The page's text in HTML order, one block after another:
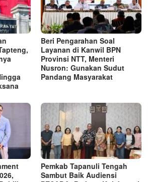
Beri Pengarahan Soal
Layanan di Kanwil BPN
Provinsi NTT, Menteri
Nusron: Gunakan Sudut
Pandang Masyarakat
Pemkab Tapanuli Tengah
Sambut Baik Audiensi